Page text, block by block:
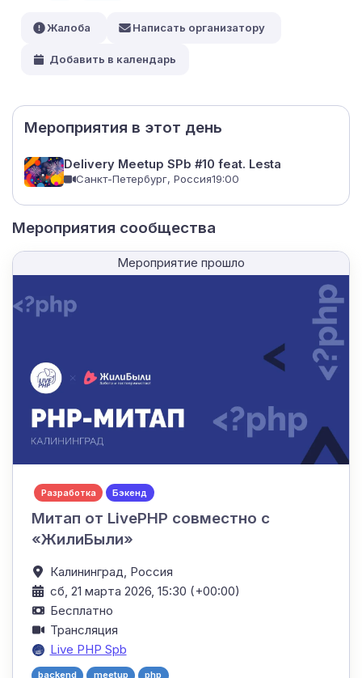
Мероприятия в этот день
Delivery Meetup SPb #10 feat. Lesta
Санкт-Петербург, Россия19:00
Жалоба Написать организатору
Добавить в календарь
Мероприятия сообщества
Мероприятие прошло
Разработка Бэкенд
Митап от LivePHP совместно с
«ЖилиБыли»
Калининград, Россия
сб, 21 марта 2026, 15:30 (+00:00)
Бесплатно
Трансляция
Live PHP Spb
backend meetup php